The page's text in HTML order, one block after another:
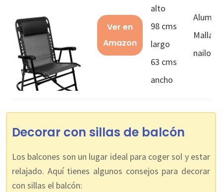
Ver en
Amazon
alto
98 cms
largo
63 cms
ancho
Malla
nailon
Decorar con sillas de balcón
Los balcones son un lugar ideal para coger sol y estar
relajado. Aquí tienes algunos consejos para decorar
con sillas el balcón: